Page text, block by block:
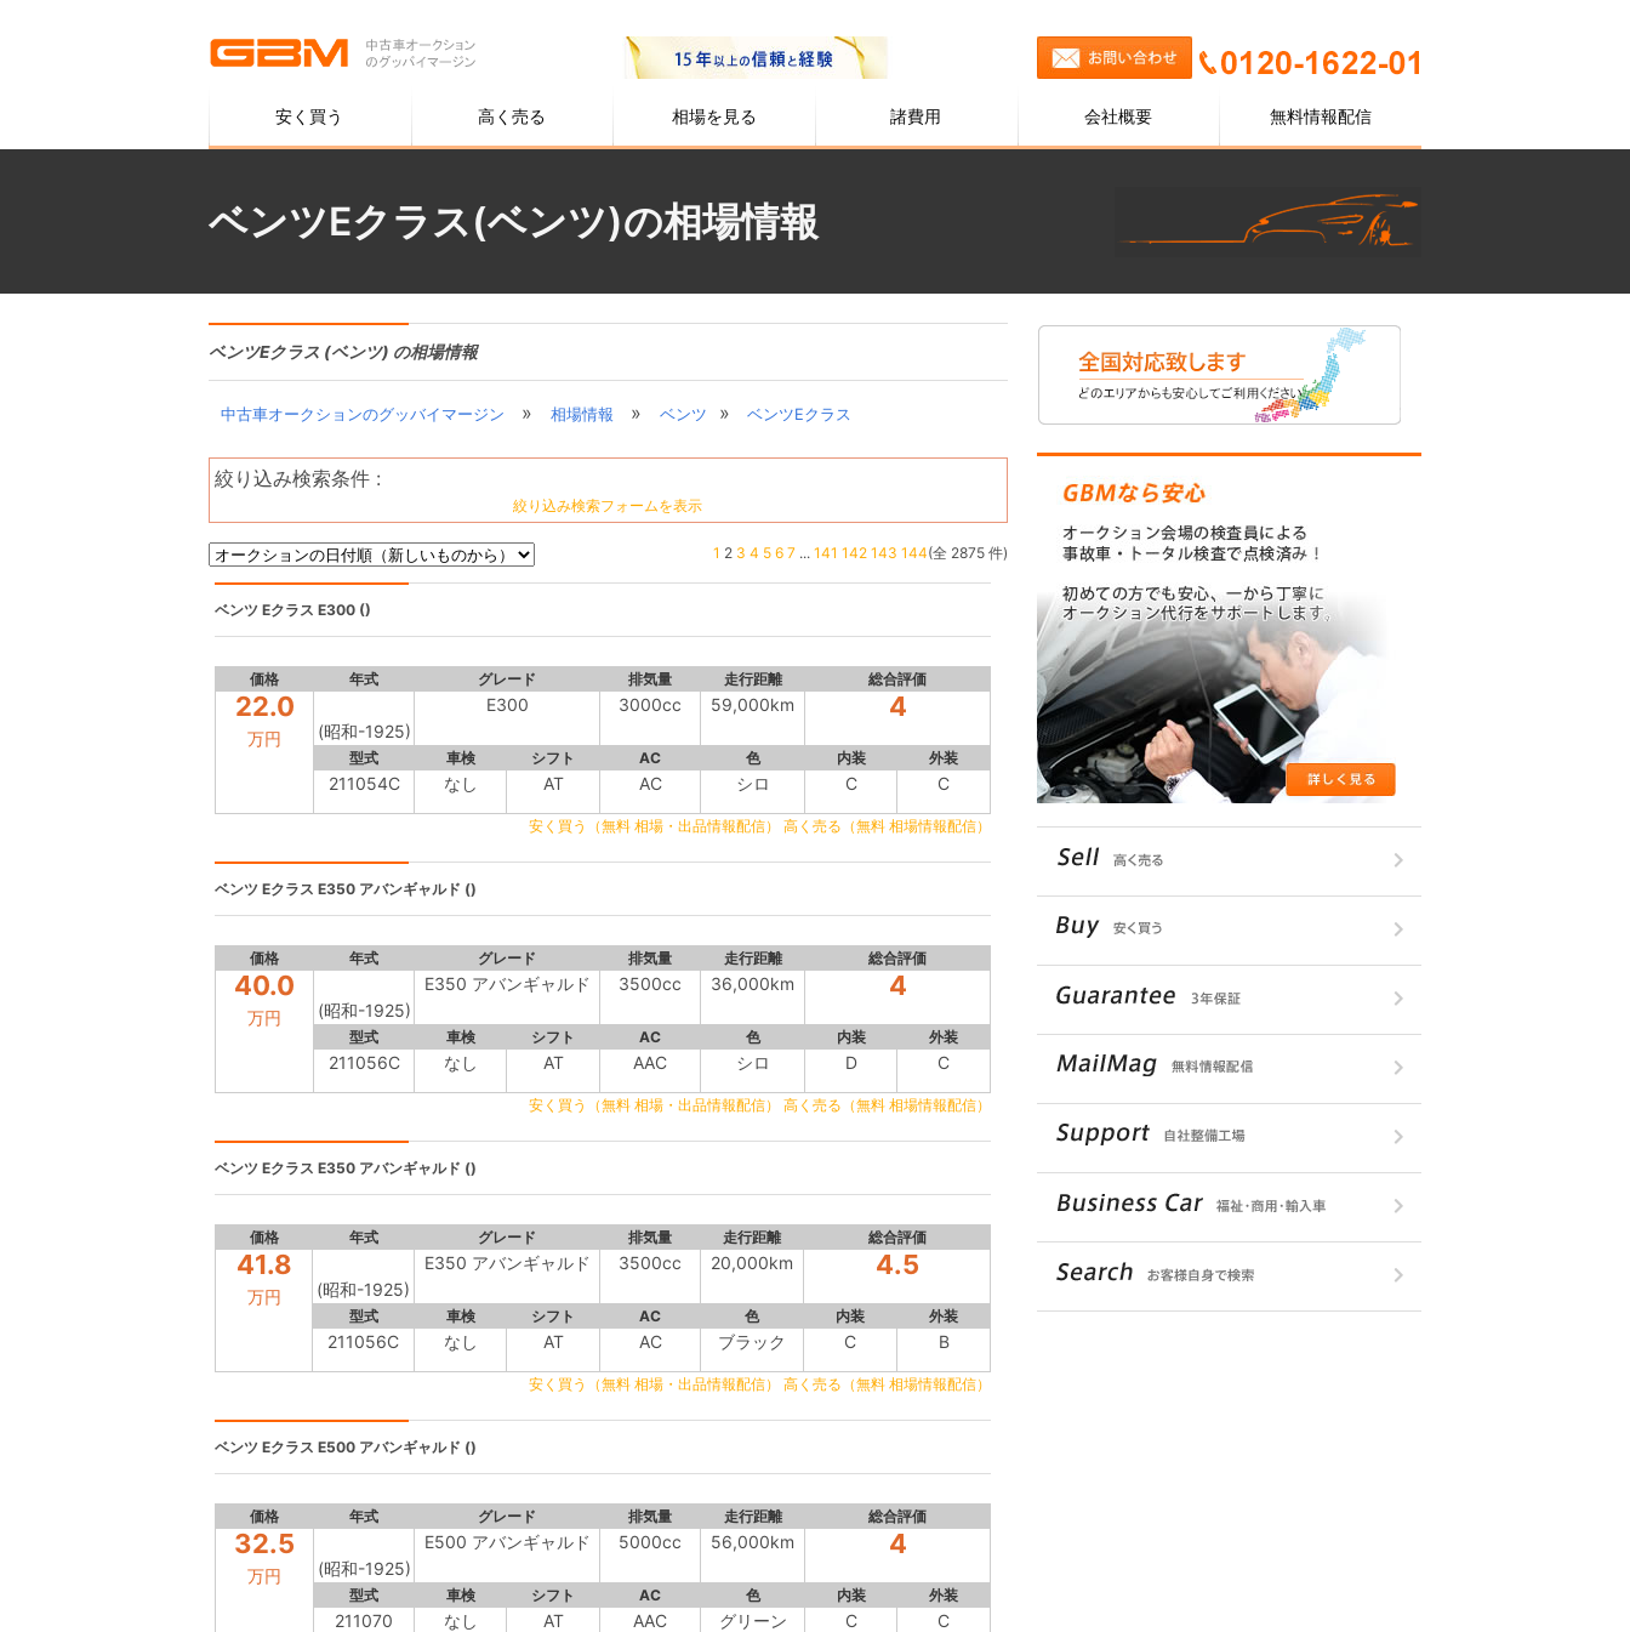
安く買う 高く売る 相場を見る 諸費用 会社概要 無料情報配信
ベンツEクラス(ベンツ)の相場情報
ベンツEクラス (ベンツ) の相場情報
中古車オークションのグッバイマージン » 相場情報 » ベンツ » ベンツEクラス
絞り込み検索条件 :
絞り込み検索フォームを表示
1 2 3 4 5 6 7... 141 142 143 144(全 2875 件)
ベンツ Eクラス E300 ()
価格 年式 グレード 排気量 走行距離 総合評価
22.0
万円 (昭和-1925)
E300 3000cc 59,000km 4
型式 車検 シフト AC 色 内装 外装
211054C なし AT AC シロ C C
安く買う（無料 相場・出品情報配信） 高く売る（無料 相場情報配信）
ベンツ Eクラス E350 アバンギャルド ()
価格 年式 グレード 排気量 走行距離 総合評価
40.0
万円 (昭和-1925)
E350 アバンギャルド 3500cc 36,000km 4
型式 車検 シフト AC 色 内装 外装
211056C なし AT AAC シロ D C
安く買う（無料 相場・出品情報配信） 高く売る（無料 相場情報配信）
ベンツ Eクラス E350 アバンギャルド ()
価格 年式 グレード 排気量 走行距離 総合評価
41.8
万円 (昭和-1925)
E350 アバンギャルド 3500cc 20,000km 4.5
型式 車検 シフト AC 色 内装 外装
211056C なし AT AC ブラック C B
安く買う（無料 相場・出品情報配信） 高く売る（無料 相場情報配信）
ベンツ Eクラス E500 アバンギャルド ()
価格 年式 グレード 排気量 走行距離 総合評価
32.5
万円 (昭和-1925)
E500 アバンギャルド 5000cc 56,000km 4
型式 車検 シフト AC 色 内装 外装
211070 なし AT AAC グリーン C C